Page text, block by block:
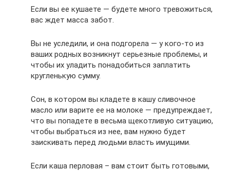
Если вы ее кушаете — будете много тревожиться,
вас ждет масса забот.
Вы не уследили, и она подгорела — у кого-то из
ваших родных возникнут серьезные проблемы, и
чтобы их уладить понадобиться заплатить
кругленькую сумму.
Сон, в котором вы кладете в кашу сливочное
масло или варите ее на молоке — предупреждает,
что вы попадете в весьма щекотливую ситуацию,
чтобы выбраться из нее, вам нужно будет
заискивать перед людьми власть имущими.
Если каша перловая – вам стоит быть готовыми,